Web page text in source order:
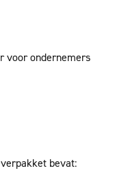
voor ondernemers
bevat: